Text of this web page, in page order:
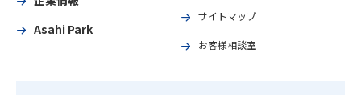
Asahi Park
サイトマップ
お客様相談室